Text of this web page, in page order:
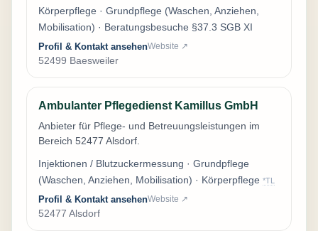
Körperpflege · Grundpflege (Waschen, Anziehen,
Mobilisation) · Beratungsbesuche §37.3 SGB XI
Profil & Kontakt ansehenWebsite ↗
52499 Baesweiler
Ambulanter Pflegedienst Kamillus GmbH
Anbieter für Pflege- und Betreuungsleistungen im
Bereich 52477 Alsdorf.
Injektionen / Blutzuckermessung · Grundpflege
(Waschen, Anziehen, Mobilisation) · Körperpflege *TL
Profil & Kontakt ansehenWebsite ↗
52477 Alsdorf